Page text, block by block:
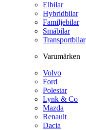
Elbilar
Hybridbilar
Familjebilar
Småbilar
Transportbilar
Varumärken
Volvo
Ford
Polestar
Lynk & Co
Mazda
Renault
Dacia